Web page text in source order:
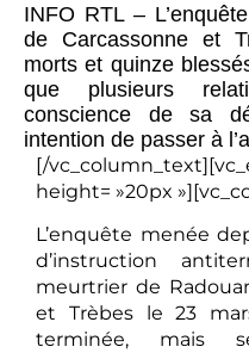
INFO RTL –
de Carcassonne et
morts et quinze
que plusieurs
conscience de sa
intention de passer à
[/
height= »20px
L’enquête menée
d’instruction
meurtrier de
et Trèbes le 23
terminée, mais